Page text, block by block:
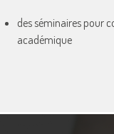
des séminaires pour
académique